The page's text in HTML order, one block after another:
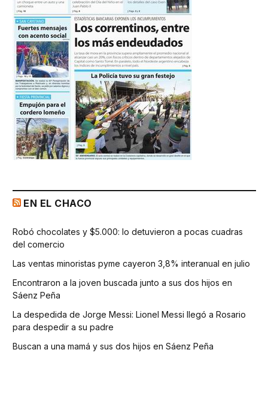
EN EL CHACO
Robó chocolates y $5.000: lo detuvieron a pocas cuadras
del comercio
Las ventas minoristas pyme cayeron 3,8% interanual en julio
Encontraron a la joven buscada junto a sus dos hijos en
Sáenz Peña
La despedida de Jorge Messi: Lionel Messi llegó a Rosario
para despedir a su padre
Buscan a una mamá y sus dos hijos en Sáenz Peña